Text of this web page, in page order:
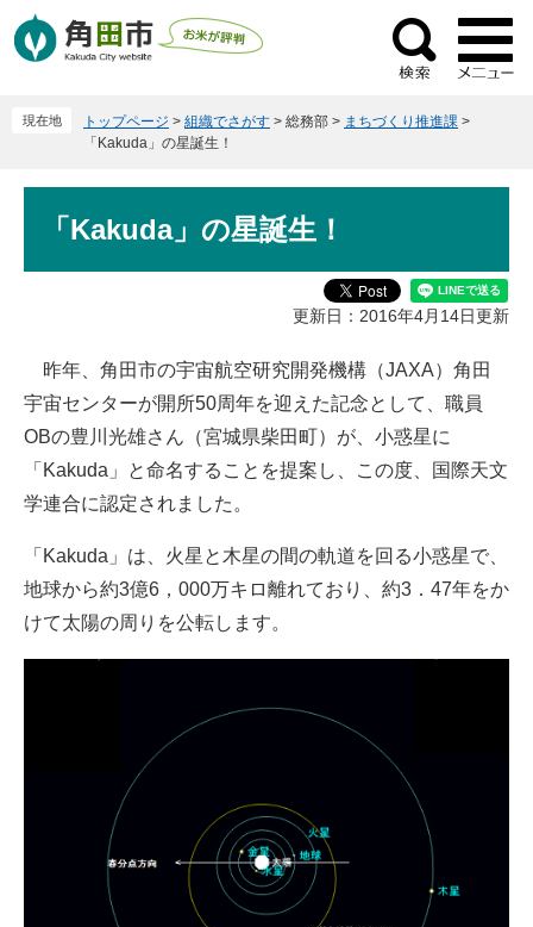
ー
ニ
検
索
現在地 トップページ > 組織でさがす > 総務部 > まちづくり推進課 >
「Kakuda」の星誕生！
「Kakuda」の星誕生！
更新日：2016年4月14日更新
昨年、角田市の宇宙航空研究開発機構（JAXA）角田
宇宙センターが開所50周年を迎えた記念として、職員
OBの豊川光雄さん（宮城県柴田町）が、小惑星に
「Kakuda」と命名することを提案し、この度、国際天文
学連合に認定されました。
「Kakuda」は、火星と木星の間の軌道を回る小惑星で、
地球から約3億6，000万キロ離れており、約3．47年をか
けて太陽の周りを公転します。